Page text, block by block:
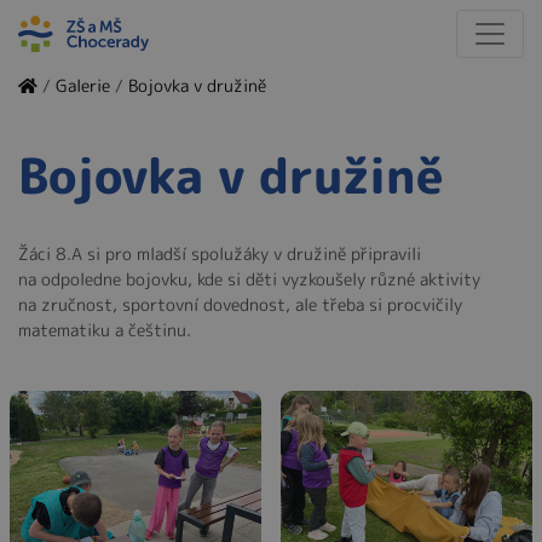
/ Galerie / Bojovka v družině
Bojovka v družině
Žáci 8.A si pro mladší spolužáky v družině připravili
na odpoledne bojovku, kde si děti vyzkoušely různé aktivity
na zručnost, sportovní dovednost, ale třeba si procvičily
matematiku a češtinu.